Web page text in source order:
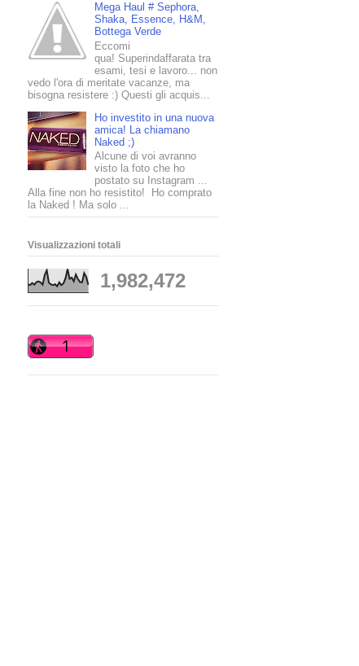
Mega Haul # Sephora,
Shaka, Essence, H&M,
Bottega Verde
Eccomi
qua! Superindaffarata tra
esami, tesi e lavoro... non
vedo l'ora di meritate vacanze, ma
bisogna resistere :) Questi gli acquis...
Ho investito in una nuova
amica! La chiamano
Naked ;)
Alcune di voi avranno
visto la foto che ho
postato su Instagram ...
Alla fine non ho resistito! Ho comprato
la Naked ! Ma solo ...
Visualizzazioni totali
1,982,472